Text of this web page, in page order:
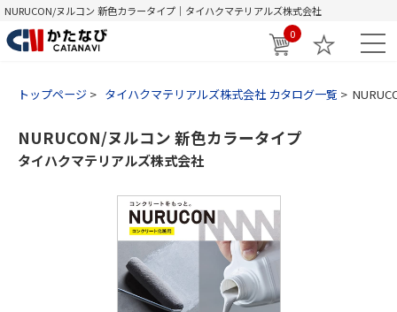
NURUCON/ヌルコン 新色カラータイプ｜タイハクマテリアルズ株式会社
0
トップページ タイハクマテリアルズ株式会社 カタログ一覧
NURUCON/ヌルコン 新色カラータイプ
タイハクマテリアルズ株式会社